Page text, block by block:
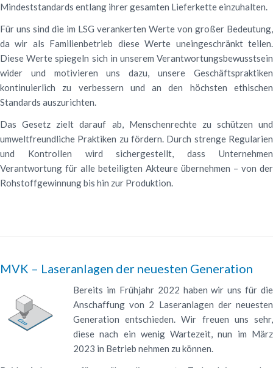
Mindeststandards entlang ihrer gesamten Lieferkette einzuhalten.
Für uns sind die im LSG verankerten Werte von großer Bedeutung,
da wir als Familienbetrieb diese Werte uneingeschränkt teilen.
Diese Werte spiegeln sich in unserem Verantwortungsbewusstsein
wider und motivieren uns dazu, unsere Geschäftspraktiken
kontinuierlich zu verbessern und an den höchsten ethischen
Standards auszurichten.
Das Gesetz zielt darauf ab, Menschenrechte zu schützen und
umweltfreundliche Praktiken zu fördern. Durch strenge Regularien
und Kontrollen wird sichergestellt, dass Unternehmen
Verantwortung für alle beteiligten Akteure übernehmen – von der
Rohstoffgewinnung bis hin zur Produktion.
MVK – Laseranlagen der neuesten Generation
Bereits im Frühjahr 2022 haben wir uns für die
Anschaffung von 2 Laseranlagen der neuesten
Generation entschieden. Wir freuen uns sehr,
diese nach ein wenig Wartezeit, nun im März
2023 in Betrieb nehmen zu können.